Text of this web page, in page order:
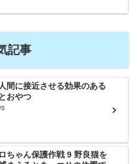
記事
間に接近させる効果のある
おやつ
ちゃん保護作戦 9 野良猫を